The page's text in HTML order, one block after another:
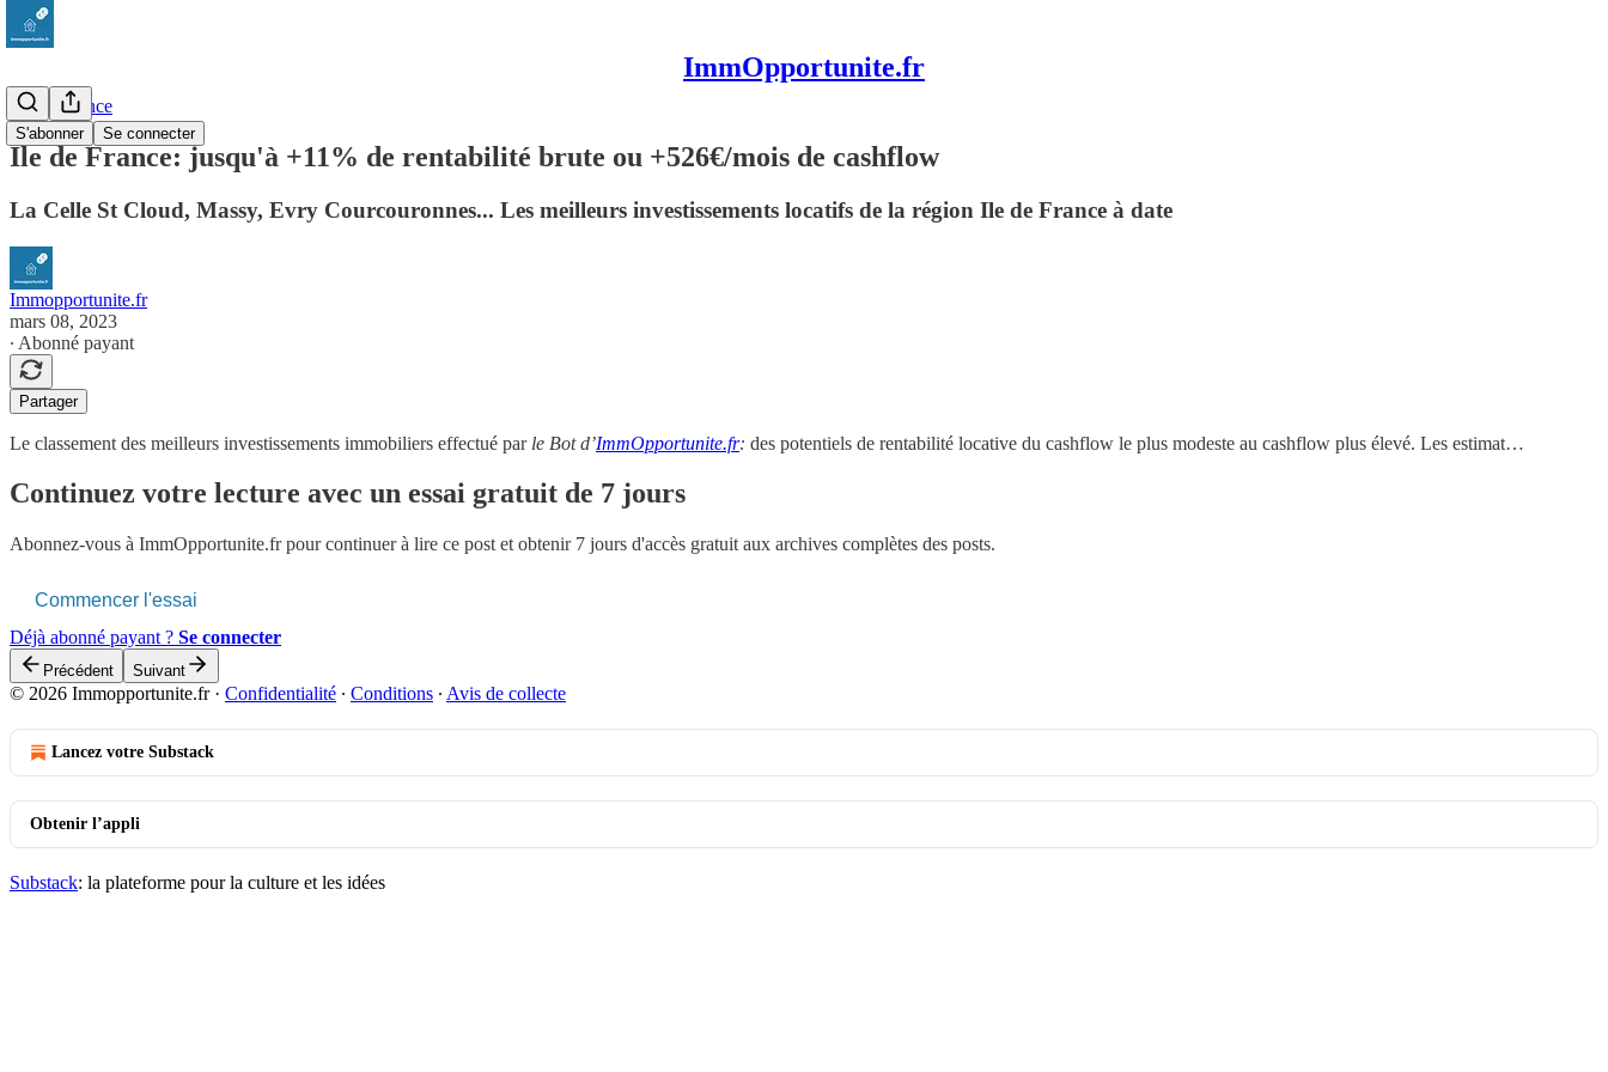
ImmOpportunite.fr
S'abonner Se connecter
Ile De France
Ile de France: jusqu'à +11% de rentabilité brute ou +526€/mois de cashflow
La Celle St Cloud, Massy, Evry Courcouronnes... Les meilleurs investissements locatifs de la région Ile de France à date
Immopportunite.fr
mars 08, 2023
∙ Abonné payant
Partager
Le classement des meilleurs investissements immobiliers effectué par le Bot d’ImmOpportunite.fr: des potentiels de rentabilité locative du cashflow le plus modeste au cashflow plus élevé. Les estimat…
Continuez votre lecture avec un essai gratuit de 7 jours
Abonnez-vous à ImmOpportunite.frpour continuer à lire ce post et obtenir 7 jours d'accès gratuit aux archives complètes des posts.
Commencer l'essai
Déjà abonné payant ? Se connecter
Précédent Suivant
© 2026 Immopportunite.fr· Confidentialité ∙ Conditions ∙ Avis de collecte
Lancez votre Substack
Obtenir l’appli
Substack: la plateforme pour la culture et les idées